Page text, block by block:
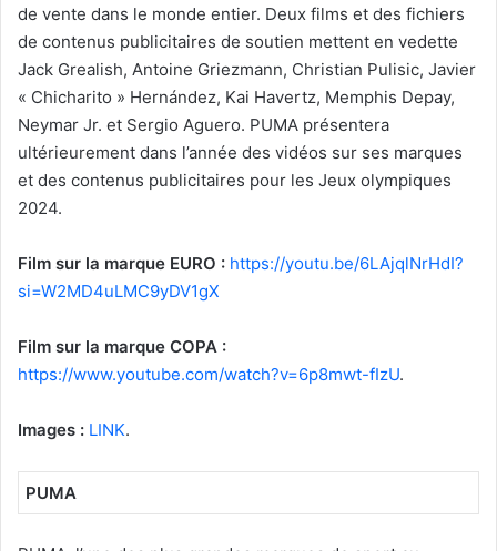
de vente dans le monde entier. Deux films et des fichiers
de contenus publicitaires de soutien mettent en vedette
Jack Grealish, Antoine Griezmann, Christian Pulisic, Javier
« Chicharito » Hernández, Kai Havertz, Memphis Depay,
Neymar Jr. et Sergio Aguero. PUMA présentera
ultérieurement dans l’année des vidéos sur ses marques
et des contenus publicitaires pour les Jeux olympiques
2024.
Film sur la marque EURO : https://youtu.be/6LAjqlNrHdI?
si=W2MD4uLMC9yDV1gX
Film sur la marque COPA :
https://www.youtube.com/watch?v=6p8mwt-fIzU.
Images : LINK.
PUMA